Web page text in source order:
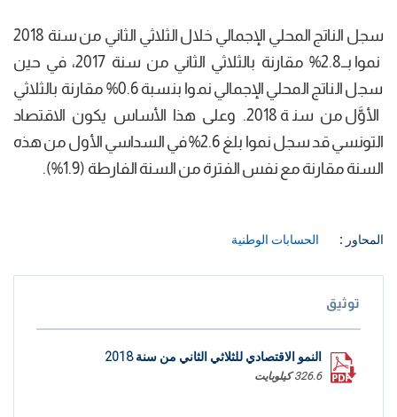
سجل الناتج المحلي الإجمالي خلال الثلاثي الثاني من سنة 2018
نموا بــ2.8% مقارنة بالثلاثي الثاني من سنة 2017، في حين
سجل الناتج المحلي الإجمالي نموا بنسبة 0.6% مقارنة بالثلاثي
الأوَّل من سنة 2018. وعلى هذا الأساس يكون الاقتصاد
التونسي قد سجل نموا بلغ 2.6% في السداسي الأول من هذه
السنة مقارنة مع نفس الفترة من السنة الفارطة (1.9%).
المحاور : الحسابات الوطنية
توثيق
النمو الاقتصادي للثلاثي الثاني من سنة 2018
326.6 كيلوبايت